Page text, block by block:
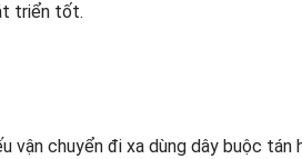
triển tốt.
vận chuyển đi xa dùng dây buộc tán